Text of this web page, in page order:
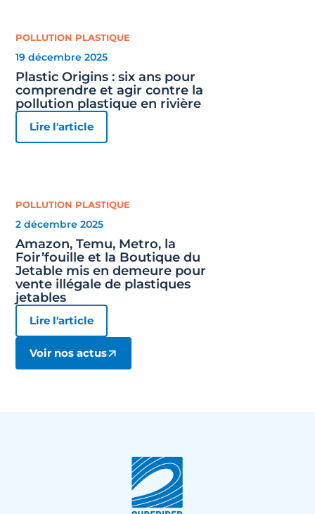
POLLUTION PLASTIQUE
19 décembre 2025
Plastic Origins : six ans pour
comprendre et agir contre la
pollution plastique en rivière
Lire l'article
POLLUTION PLASTIQUE
2 décembre 2025
Amazon, Temu, Metro, la
Foir’fouille et la Boutique du
Jetable mis en demeure pour
vente illégale de plastiques
jetables
Lire l'article
Voir nos actus